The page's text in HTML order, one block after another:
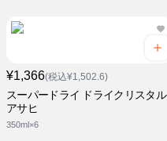
¥1,366(税込¥1,502.6)
スーパードライ ドライクリスタル
アサヒ
350ml×6